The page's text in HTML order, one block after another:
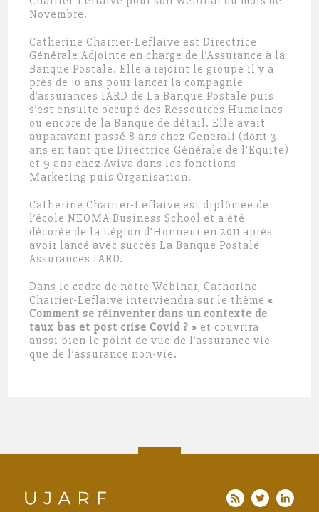
Novembre.
Catherine Charrier-Leflaive est Directrice
Générale Adjointe en charge de l’Assurance à la
Banque Postale. Elle a rejoint le groupe il y a
près de 10 ans pour lancer la compagnie
d’assurances IARD de La Banque Postale puis
s’est ensuite occupé des Ressources Humaines
ou encore de la Banque de détail. Elle avait
auparavant passé 8 ans chez Generali (dont 3
ans en tant que Directrice Générale de l’Equite)
et 9 ans chez Aviva dans les fonctions
Marketing puis Organisation.
Catherine Charrier-Leflaive est diplômée de
l’école NEOMA Business School et a été
décorée de la Légion d’Honneur en 2011 après
avoir lancé avec succès La Banque Postale
Assurances IARD.
Dans le cadre de notre Webinar, Catherine
Charrier-Leflaive interviendra sur le thème«
Comment se réinventer dans un contexte de
taux bas et post crise Covid ? » et couvrira
aussi bien le point de vue de l’assurance vie
que de l’assurance non-vie.